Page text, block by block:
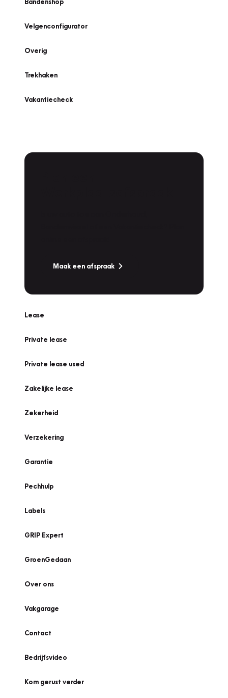
Velgenconfigurator
Overig
Trekhaken
Vakantiecheck
Maak een afspraak
Lease
Private lease
Private lease used
Zakelijke lease
Zekerheid
Verzekering
Garantie
Pechhulp
Labels
GRIP Expert
GroenGedaan
Over ons
Vakgarage
Contact
Bedrijfsvideo
Kom gerust verder